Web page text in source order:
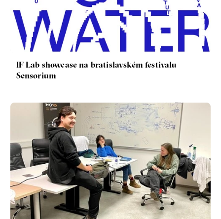
IF Lab showcase na bratislavském festivalu
Sensorium